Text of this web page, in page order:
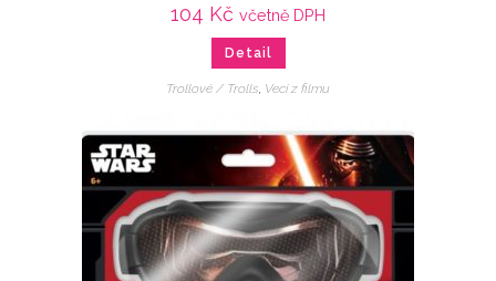
104 Kč včetně DPH
Detail
Trollové / Trolls, Veci z filmu